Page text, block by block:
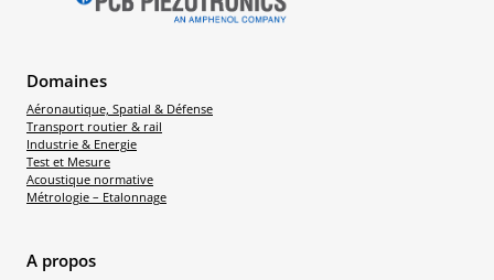
Domaines
Aéronautique, Spatial & Défense
Transport routier & rail
Industrie & Energie
Test et Mesure
Acoustique normative
Métrologie – Etalonnage
A propos